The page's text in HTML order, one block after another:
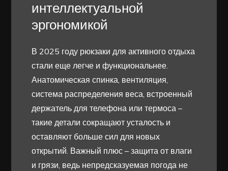
интеллектуальной
эргономикой
В 2025 году рюкзаки для активного отдыха
стали еще легче и функциональнее.
Анатомическая спинка, вентиляция,
система распределения веса, встроенный
держатель для телефона или термоса –
такие детали сокращают усталость и
оставляют больше сил для новых
открытий. Важный плюс – защита от влаги
и грязи, ведь непредсказуемая погода не